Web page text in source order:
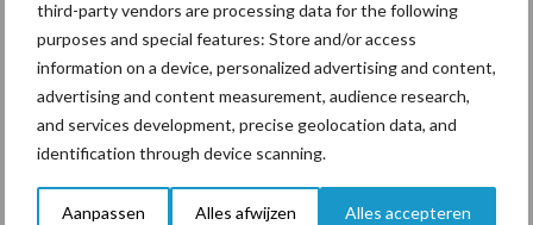
third-party vendors are processing data for the following
purposes and special features: Store and/or access
information on a device, personalized advertising and content,
advertising and content measurement, audience research,
and services development, precise geolocation data, and
identification through device scanning.
Aanpassen Alles afwijzen Alles accepteren
Primaire
Sidebar
Recent nieuws Partner nieuws
Grondstoffenmarkt blijft grillig:
droogte en geopolitiek houden